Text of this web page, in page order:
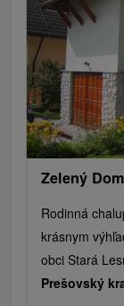
Zelený
Rodinná
krásnym
obci Stará
Prešovský